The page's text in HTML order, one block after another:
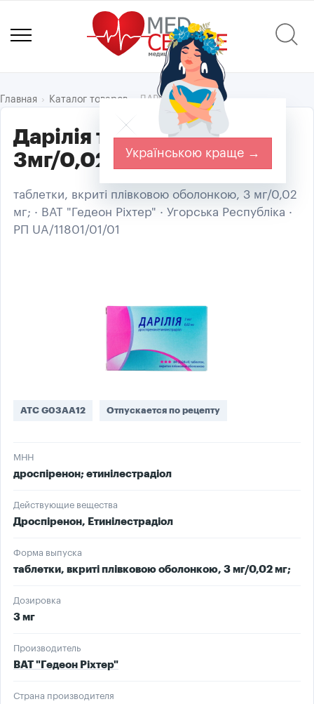
Главная Каталог товаров ДАРІЛІЯ
Дарілія табл. в/о
3мг/0,02мг №84
таблетки, вкриті плівковою оболонкою, 3 мг/0,02
мг; · ВАТ "Гедеон Ріхтер" · Угорська Республіка ·
РП UA/11801/01/01
ATC G03AA12 Отпускается по рецепту
МНН
дроспіренон; етинілестрадіол
Действующие вещества
Дроспіренон, Етинілестрадіол
Форма выпуска
таблетки, вкриті плівковою оболонкою, 3 мг/0,02 мг;
Дозировка
3 мг
Производитель
ВАТ "Гедеон Ріхтер"
Страна производителя
Українською краще →